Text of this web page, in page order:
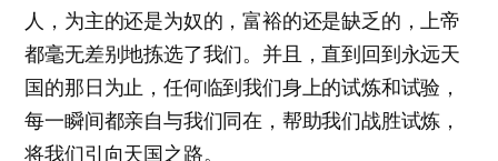
人，为主的还是为奴的，富裕的还是缺乏的，上帝
都毫无差别地拣选了我们。并且，直到回到永远天
国的那日为止，任何临到我们身上的试炼和试验，
每一瞬间都亲自与我们同在，帮助我们战胜试炼，
将我们引向天国之路。